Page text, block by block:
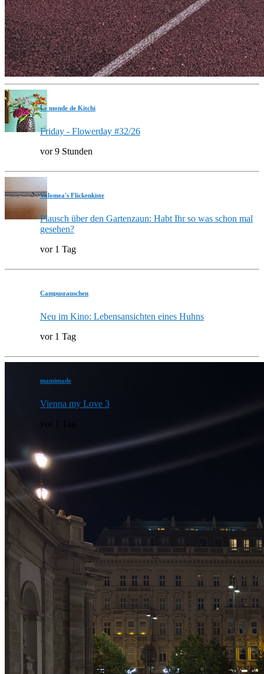
Le monde de Kitchi
Friday - Flowerday #32/26
vor 9 Stunden
Valomea's Flickenkiste
Plausch über den Gartenzaun: Habt Ihr so was schon mal
gesehen?
vor 1 Tag
Campusrauschen
Neu im Kino: Lebensansichten eines Huhns
vor 1 Tag
mamimade
Vienna my Love 3
vor 1 Tag